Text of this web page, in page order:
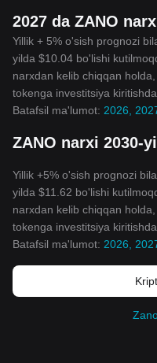
2027 da ZANO
Yillik + 5% o'sish prognozi
yilda $10.04 bo'lishi
narxdan kelib chiqqan
tokenga investitsiya
Batafsil ma'lumot: 2026,
ZANO narxi 2030-
Yillik +5% o'sish prognozi
yilda $11.62 bo'lishi
narxdan kelib chiqqan
tokenga investitsiya
Batafsil ma'lumot: 2026,